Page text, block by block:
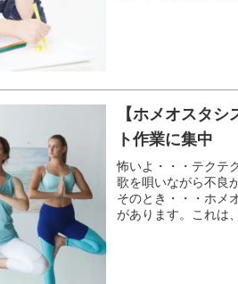
【ホメオスタ
ト作業に集中
怖いよ・・・テクテ
歌を唄いながら不良
そのとき・・・ホメ
があります。これは